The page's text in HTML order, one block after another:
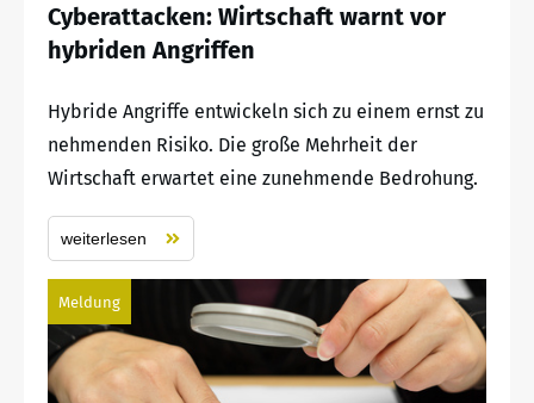
Cyberattacken: Wirtschaft warnt vor
hybriden Angriffen
Hybride Angriffe entwickeln sich zu einem ernst zu
nehmenden Risiko. Die große Mehrheit der
Wirtschaft erwartet eine zunehmende Bedrohung.
weiterlesen
Meldung